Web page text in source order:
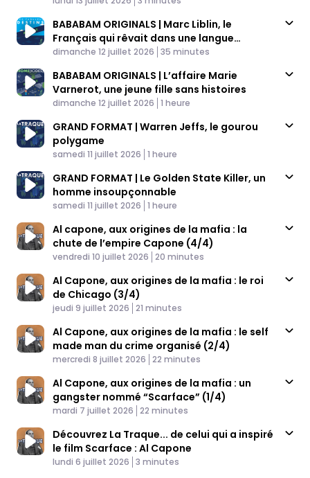
BABABAM ORIGINALS | Marc Liblin, le
Français qui rêvait dans une langue
disparue
Published At
dimanche 12 juillet 2026 Time
35 minutes
BABABAM ORIGINALS | L’affaire Marie
Varnerot, une jeune fille sans histoires
Published At
dimanche 12 juillet 2026 Time
1 heure
GRAND FORMAT | Warren Jeffs, le gourou
polygame
Published At
samedi 11 juillet 2026 Time
1 heure
GRAND FORMAT | Le Golden State Killer, un
homme insoupçonnable
Published At
samedi 11 juillet 2026 Time
1 heure
Al capone, aux origines de la mafia : la
chute de l’empire Capone (4/4)
Published At
vendredi 10 juillet 2026 Time
20 minutes
Al Capone, aux origines de la mafia : le roi
de Chicago (3/4)
Published At
jeudi 9 juillet 2026 Time
21 minutes
Al Capone, aux origines de la mafia : le self
made man du crime organisé (2/4)
Published At
mercredi 8 juillet 2026 Time
22 minutes
Al Capone, aux origines de la mafia : un
gangster nommé “Scarface” (1/4)
Published At
mardi 7 juillet 2026 Time
22 minutes
Découvrez La Traque... de celui qui a inspiré
le film Scarface : Al Capone
Published At
lundi 6 juillet 2026 Time
3 minutes